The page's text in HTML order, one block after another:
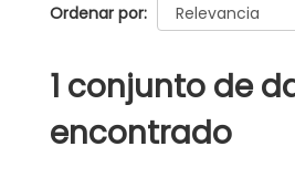
Ordenar por
1 conjunto de
encontrado